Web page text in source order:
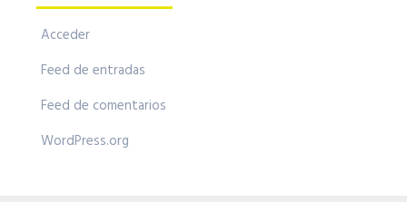
Acceder
Feed de entradas
Feed de comentarios
WordPress.org